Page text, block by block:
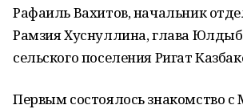
Рафаиль Вахитов, начальник
Рамзия Хуснуллина, глава
сельского поселения Ригат
Первым состоялось знакомство с